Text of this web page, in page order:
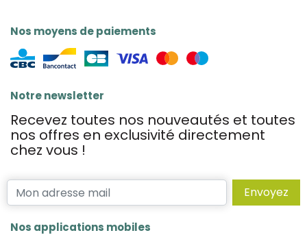
Nos moyens de paiements
Notre newsletter
Recevez toutes nos nouveautés et toutes
nos offres en exclusivité directement
chez vous !
Envoyez
Nos applications mobiles